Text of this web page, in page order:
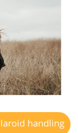
handling